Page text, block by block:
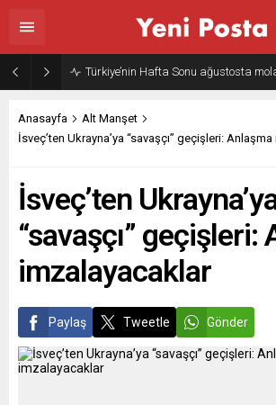
Türkiye’nin Hafta Sonu ağustosta
Anasayfa
Alt Manşet
İsveç’ten Ukrayna’ya “savaşçı” geçişleri:
İsveç’ten
“savaşçı” geçişleri:
imzalayacaklar
Paylaş Tweetle Gönder